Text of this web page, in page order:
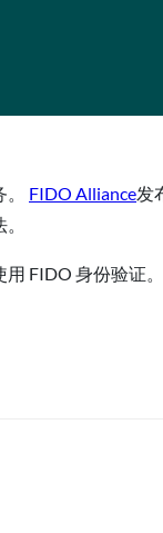
FIDO Alliance发
FIDO 身份验证。